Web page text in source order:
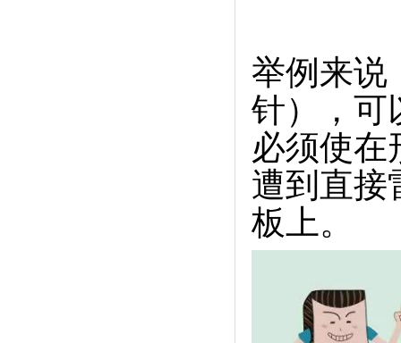
举例来说
针），可
必须使在
遭到直接
板上。